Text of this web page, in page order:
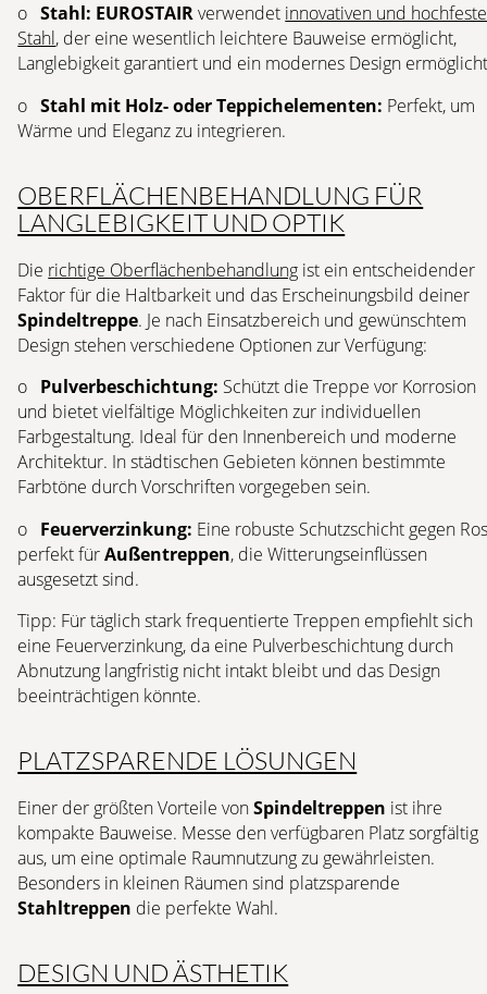
oStahl: EUROSTAIRverwendet innovativen und
Stahl, der eine wesentlich leichtere Bauweise ermöglicht,
Langlebigkeit garantiert und ein modernes Design
oStahl mit Holz- oder Teppichelementen: Perfekt, um
Wärme und Eleganz zu integrieren.
OBERFLÄCHENBEHANDLUNG FÜR
LANGLEBIGKEIT UND OPTIK
Die richtige Oberflächenbehandlung ist ein entscheidender
Faktor für die Haltbarkeit und das Erscheinungsbild deiner
Spindeltreppe. Je nach Einsatzbereich und gewünschtem
Design stehen verschiedene Optionen zur Verfügung:
o Pulverbeschichtung: Schützt die Treppe vor Korrosion
und bietet vielfältige Möglichkeiten zur individuellen
Farbgestaltung. Ideal für den Innenbereich und moderne
Architektur. In städtischen Gebieten können bestimmte
Farbtöne durch Vorschriften vorgegeben sein.
o Feuerverzinkung: Eine robuste Schutzschicht gegen
perfekt fürAußentreppen, die Witterungseinflüssen
ausgesetzt sind.
Tipp: Für täglich stark frequentierte Treppen empfiehlt sich
eine Feuerverzinkung, da eine Pulverbeschichtung durch
Abnutzung langfristig nicht intakt bleibt und das Design
beeinträchtigen könnte.
PLATZSPARENDE LÖSUNGEN
Einer der größten Vorteile vonSpindeltreppen ist ihre
kompakte Bauweise. Messe den verfügbaren Platz sorgfältig
aus, um eine optimale Raumnutzung zu gewährleisten.
Besonders in kleinen Räumen sind platzsparende
Stahltreppen die perfekte Wahl.
DESIGN UND ÄSTHETIK